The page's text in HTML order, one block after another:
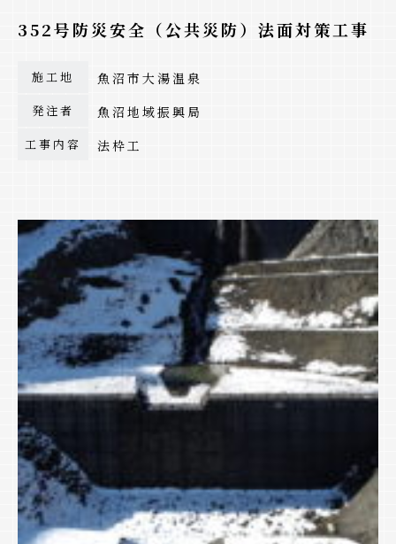
352号防災安全（公共災防）法面対策工事
施工地 魚沼市大湯温泉
発注者 魚沼地域振興局
工事内容 法枠工